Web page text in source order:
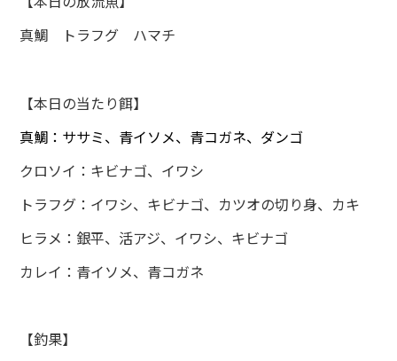
真鯛 トラフグ ハマチ
【本日の当たり餌】
真鯛：ササミ、青イソメ、青コガネ、ダンゴ
クロソイ：キビナゴ、イワシ
トラフグ：イワシ、キビナゴ、カツオの切り身、カキ
ヒラメ：銀平、活アジ、イワシ、キビナゴ
カレイ：青イソメ、青コガネ
【釣果】